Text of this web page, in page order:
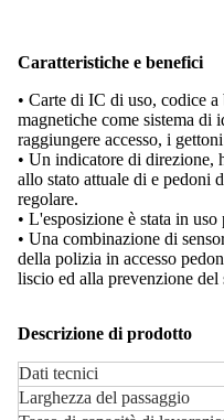
Caratteristiche e benefici
• Carte di IC di uso, codice
magnetiche come sistema di
raggiungere accesso, i
• Un indicatore di direzione,
allo stato attuale di e pedoni
regolare.
• L'esposizione è stata in
• Una combinazione di
della polizia in accesso
liscio ed alla prevenzione del
Descrizione di prodotto
Dati tecnici
Larghezza del passaggio